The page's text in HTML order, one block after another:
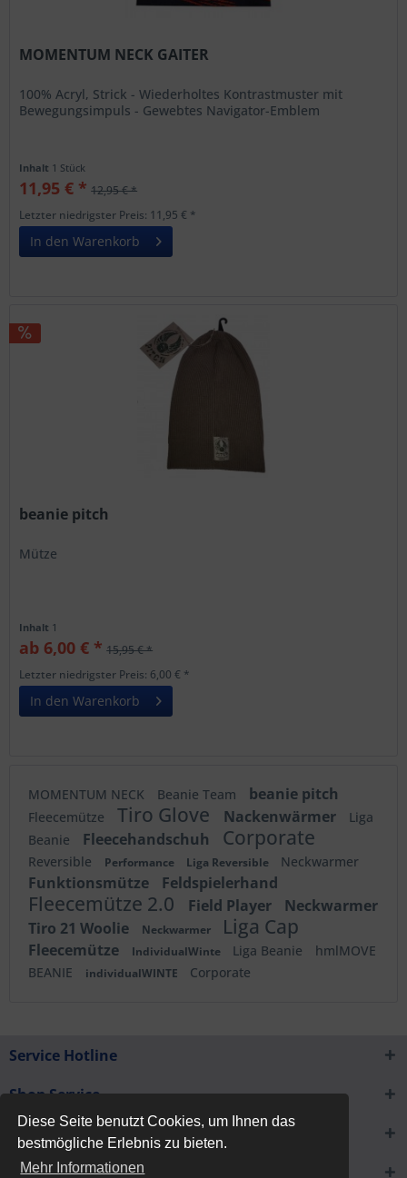
Diese Seite benutzt Cookies, um Ihnen das
bestmögliche Erlebnis zu bieten.
Mehr Informationen
MOMENTUM NECK GAITER
100% Acryl, Strick - Wiederholtes Kontrastmuster mit
Bewegungsimpuls - Gewebtes Navigator-Emblem
Inhalt 1 Stück
11,95 € * 12,95 € *
Letzter niedrigster Preis: 11,95 € *
In den Warenkorb
beanie pitch
Mütze
Inhalt 1
ab 6,00 € * 15,95 € *
Letzter niedrigster Preis: 6,00 € *
In den Warenkorb
MOMENTUM NECK Beanie Team beanie pitch
Fleecemütze Tiro Glove Nackenwärmer
Liga
Beanie
Fleecehandschuh Corporate
Reversible Performance Liga Reversible Neckwarmer
Funktionsmütze Feldspielerhand
Fleecemütze 2.0 Field Player
Neckwarmer
Tiro 21 Woolie
Neckwarmer Liga Cap
Fleecemütze IndividualWinte Liga Beanie
hmlMOVE
BEANIE
individualWINTE Corporate
Service Hotline
Shop Service
Informationen
Newsletter